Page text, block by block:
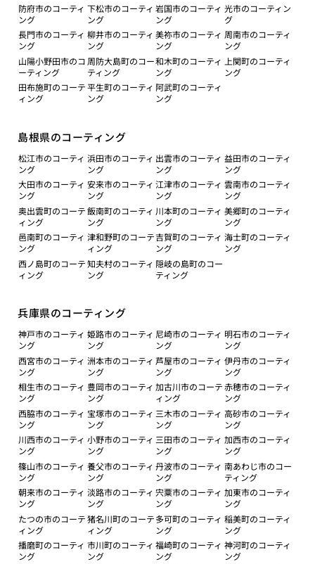
防府市のコーティ
ング
下松市のコーティ
ング
岩国市のコーティ
ング
光市のコーティン
グ
長門市のコーティ
ング
柳井市のコーティ
ング
美祢市のコーティ
ング
周南市のコーティ
ング
山陽小野田市のコ
ーティング
周防大島町のコー
ティング
和木町のコーティ
ング
上関町のコーティ
ング
田布施町のコーテ
ィング
平生町のコーティ
ング
阿武町のコーティ
ング
島根県のコーティング
松江市のコーティ
ング
浜田市のコーティ
ング
出雲市のコーティ
ング
益田市のコーティ
ング
大田市のコーティ
ング
安来市のコーティ
ング
江津市のコーティ
ング
雲南市のコーティ
ング
奥出雲町のコーテ
ィング
飯南町のコーティ
ング
川本町のコーティ
ング
美郷町のコーティ
ング
邑南町のコーティ
ング
津和野町のコーテ
ィング
吉賀町のコーティ
ング
海士町のコーティ
ング
西ノ島町のコーテ
ィング
知夫村のコーティ
ング
隠岐の島町のコー
ティング
兵庫県のコーティング
神戸市のコーティ
ング
姫路市のコーティ
ング
尼崎市のコーティ
ング
明石市のコーティ
ング
西宮市のコーティ
ング
洲本市のコーティ
ング
芦屋市のコーティ
ング
伊丹市のコーティ
ング
相生市のコーティ
ング
豊岡市のコーティ
ング
加古川市のコーテ
ィング
赤穂市のコーティ
ング
西脇市のコーティ
ング
宝塚市のコーティ
ング
三木市のコーティ
ング
高砂市のコーティ
ング
川西市のコーティ
ング
小野市のコーティ
ング
三田市のコーティ
ング
加西市のコーティ
ング
篠山市のコーティ
ング
養父市のコーティ
ング
丹波市のコーティ
ング
南あわじ市のコー
ティング
朝来市のコーティ
ング
淡路市のコーティ
ング
宍粟市のコーティ
ング
加東市のコーティ
ング
たつの市のコーテ
ィング
猪名川町のコーテ
ィング
多可町のコーティ
ング
稲美町のコーティ
ング
播磨町のコーティ
ング
市川町のコーティ
ング
福崎町のコーティ
ング
神河町のコーティ
ング